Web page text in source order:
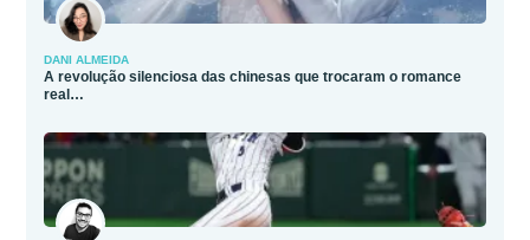
DANI ALMEIDA
A revolução silenciosa das chinesas que trocaram o romance
real…